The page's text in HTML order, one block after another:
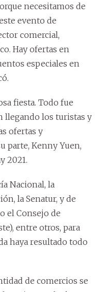
necesitamos de
evento de
comercial,
Hay ofertas en
especiales en
fiesta. Todo fue
llegando los turistas y
ofertas y
parte, Kenny Yuen,
2021.
Nacional, la
la Senatur, y de
el Consejo de
entre otros, para
haya resultado todo
de comercios se